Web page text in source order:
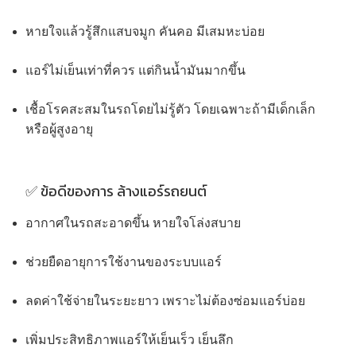
หายใจแล้วรู้สึกแสบจมูก คันคอ มีเสมหะบ่อย
แอร์ไม่เย็นเท่าที่ควร แต่กินน้ำมันมากขึ้น
เชื้อโรคสะสมในรถโดยไม่รู้ตัว โดยเฉพาะถ้ามีเด็กเล็ก
หรือผู้สูงอายุ
✅ ข้อดีของการ ล้างแอร์รถยนต์
อากาศในรถสะอาดขึ้น หายใจโล่งสบาย
ช่วยยืดอายุการใช้งานของระบบแอร์
ลดค่าใช้จ่ายในระยะยาว เพราะไม่ต้องซ่อมแอร์บ่อย
เพิ่มประสิทธิภาพแอร์ให้เย็นเร็ว เย็นลึก